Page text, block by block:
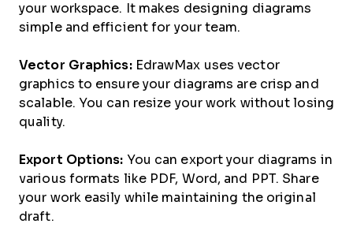
your workspace. It makes designing diagrams
simple and efficient for your team.
Vector Graphics:EdrawMax uses vector
graphics to ensure your diagrams are crisp and
scalable. You can resize your work without losing
quality.
Export Options: You can export your diagrams in
various formats like PDF, Word, and PPT. Share
your work easily while maintaining the original
draft.